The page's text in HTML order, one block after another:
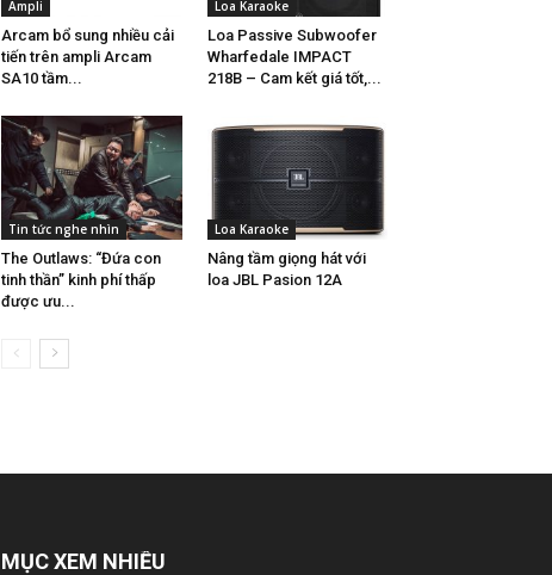
Ampli
Arcam bổ sung nhiều cải
tiến trên ampli Arcam
SA10 tầm...
Loa Karaoke
Loa Passive Subwoofer
Wharfedale IMPACT
218B – Cam kết giá tốt,...
Tin tức nghe nhìn
The Outlaws: “Đứa con
tinh thần” kinh phí thấp
được ưu...
Loa Karaoke
Nâng tầm giọng hát với
loa JBL Pasion 12A
MỤC XEM NHIỀU